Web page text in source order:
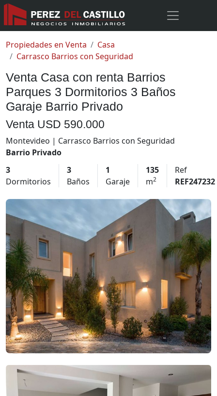
Propiedades en Venta
Casa
Carrasco Barrios con Seguridad
Venta Casa con renta Barrios
Parques 3 Dormitorios 3 Baños
Garaje Barrio Privado
Venta USD 590.000
Montevideo | Carrasco Barrios con Seguridad
Barrio Privado
3
Dormitorios
3
Baños
1
Garaje
135
m2
Ref
REF247232